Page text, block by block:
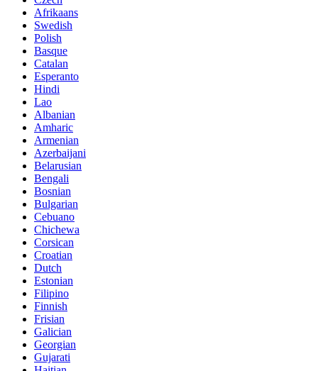
Afrikaans
Swedish
Polish
Basque
Catalan
Esperanto
Hindi
Lao
Albanian
Amharic
Armenian
Azerbaijani
Belarusian
Bengali
Bosnian
Bulgarian
Cebuano
Chichewa
Corsican
Croatian
Dutch
Estonian
Filipino
Finnish
Frisian
Galician
Georgian
Gujarati